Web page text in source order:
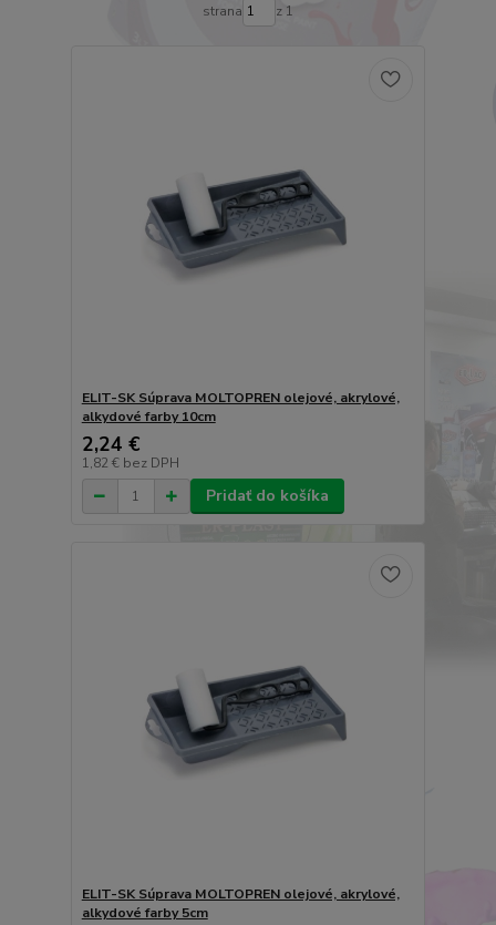
strana z 1
ELIT-SK Súprava MOLTOPREN olejové, akrylové,
alkydové farby 10cm
2,24 €
1,82 € bez DPH
Pridať do košíka
ELIT-SK Súprava MOLTOPREN olejové, akrylové,
alkydové farby 5cm